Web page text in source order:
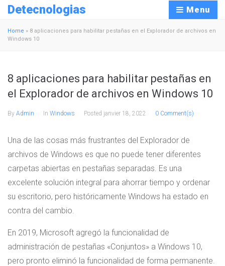
Detecnologias Menu
Home » 8 aplicaciones para habilitar pestañas en el Explorador de archivos en
Windows 10
8 aplicaciones para habilitar pestañas en
el Explorador de archivos en Windows 10
By Admin In Windows Posted janvier 18, 2022 0 Comment(s)
Una de las cosas más frustrantes del Explorador de
archivos de Windows es que no puede tener diferentes
carpetas abiertas en pestañas separadas. Es una
excelente solución integral para ahorrar tiempo y ordenar
su escritorio, pero históricamente Windows ha estado en
contra del cambio.
En 2019, Microsoft agregó la funcionalidad de
administración de pestañas «Conjuntos» a Windows 10,
pero pronto eliminó la funcionalidad de forma permanente.